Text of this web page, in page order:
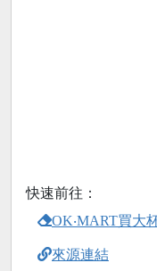
快速前往：
OK‧MART買大
來源連結